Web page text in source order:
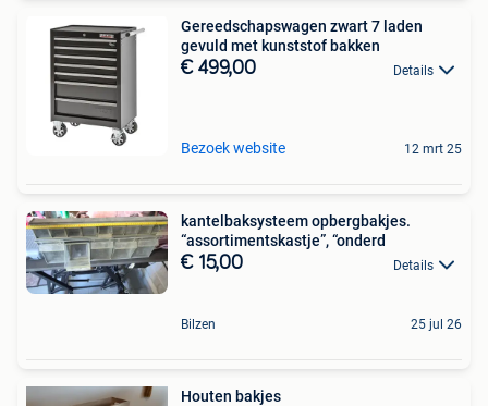
Gereedschapswagen zwart 7 laden
gevuld met kunststof bakken
€ 499,00 Details
Bezoek website 12 mrt 25
kantelbaksysteem opbergbakjes.
“assortimentskastje”, “onderd
€ 15,00 Details
Bilzen 25 jul 26
Houten bakjes